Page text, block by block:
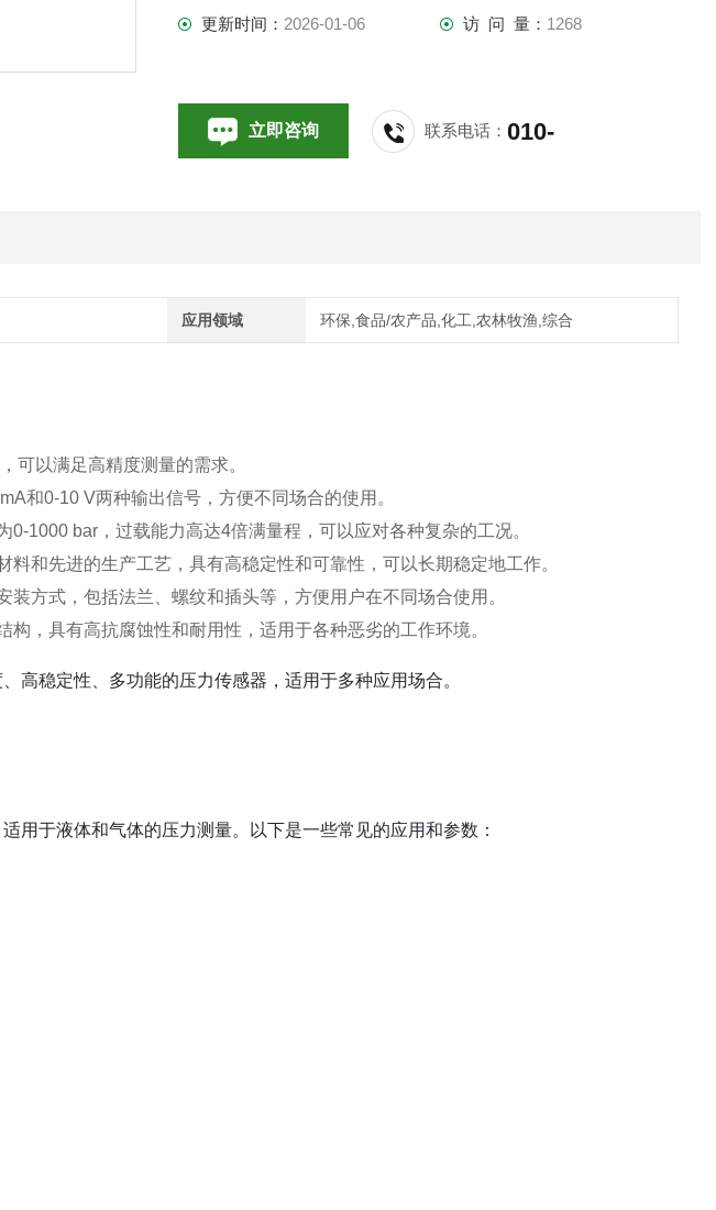
更新时间： 2026-01-06 访 问 量： 1268
立即咨询 联系电话：010-
应用领域 环保,食品/农产品,化工,农林牧渔,综合
可以满足高精度测量的需求。
和0-10 V两种输出信号，方便不同场合的使用。
1000 bar，过载能力高达4倍满量程，可以应对各种复杂的工况。
和先进的生产工艺，具有高稳定性和可靠性，可以长期稳定地工作。
方式，包括法兰、螺纹和插头等，方便用户在不同场合使用。
，具有高抗腐蚀性和耐用性，适用于各种恶劣的工作环境。
高稳定性、多功能的压力传感器，适用于多种应用场合。
用于液体和气体的压力测量。以下是一些常见的应用和参数：